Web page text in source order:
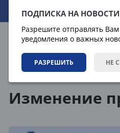
ПОДПИСКА НА НОВОСТИ
Разрешите отправлять Вам
уведомления о важных
РАЗРЕШИТЬ НЕ
06.08.2026 12:40:41
Изменение